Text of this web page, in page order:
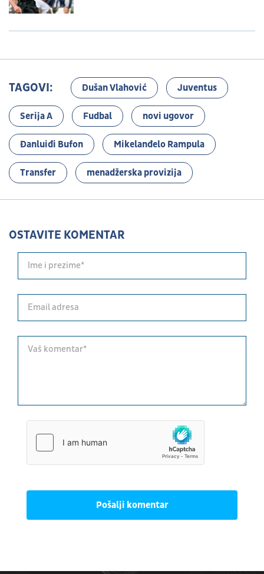
TAGOVI: Dušan Vlahović Juventus
Serija A Fudbal novi ugovor
Đanluiđi Bufon Mikelanđelo Rampula
Transfer menadžerska provizija
OSTAVITE KOMENTAR
Pošalji komentar